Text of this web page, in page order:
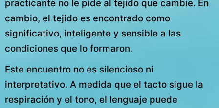
practicante no le pide al tejido que cambie. En
cambio, el tejido es encontrado como
significativo, inteligente y sensible a las
condiciones que lo formaron.
Este encuentro no es silencioso ni
interpretativo. A medida que el tacto sigue la
respiración y el tono, el lenguaje puede